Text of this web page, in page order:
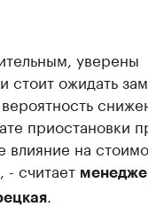
уверены
ожидать
приостановки
влияние на
считает
.